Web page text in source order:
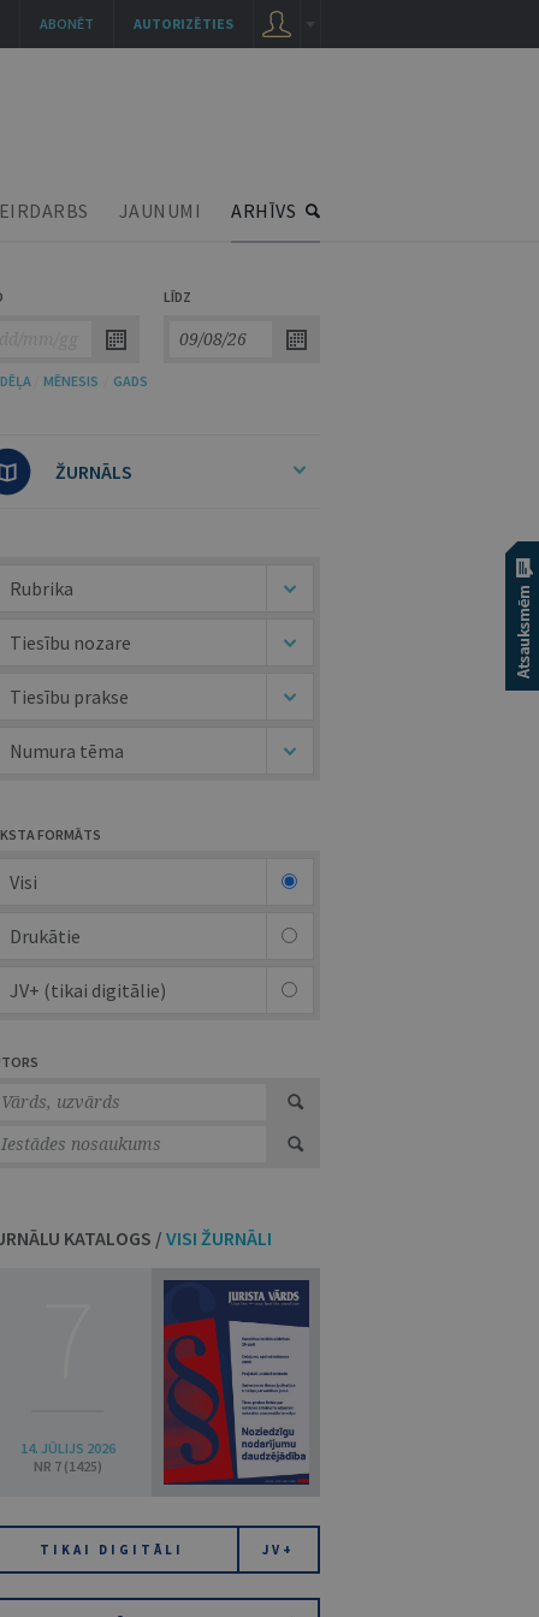
JAUNUMI ARHĪVS
LĪDZ
MĒNESIS GADS
ŽURNĀLS
Rubrika
Tiesību nozare
Tiesību prakse
Numura tēma
FORMĀTS
Visi
Drukātie
JV+ (tikai digitālie)
KATALOGS /VISI ŽURNĀLI
14. JŪLIJS 2026
NR 7 (1425)
TIKAI DIGITĀLI JV+
AUTORIZĒTIES
ABONĒT